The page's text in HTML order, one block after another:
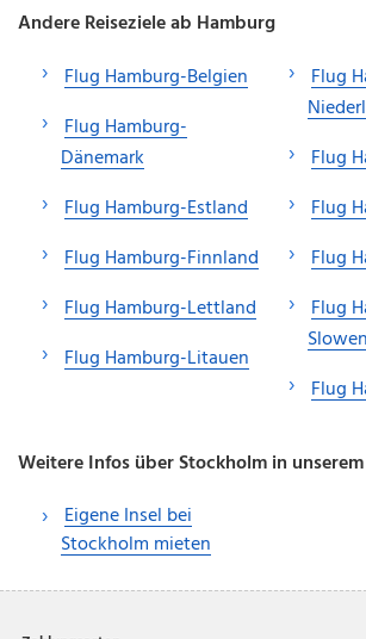
Andere Reiseziele ab Hamburg
Flug Hamburg-Belgien
Flug Hamburg-
Dänemark
Flug Hamburg-Estland
Flug Hamburg-Finnland
Flug Hamburg-Lettland
Flug Hamburg-Litauen
Flug
Flug
Flug
Flug
Flug
Flug
Weitere Infos über Stockholm in
Eigene Insel bei
Stockholm mieten